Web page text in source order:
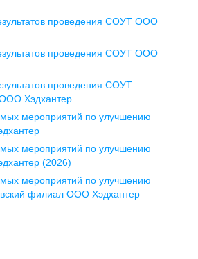
10,
этаж 3,
проведения СОУТ ООО
проведения СОУТ ООО
проведения СОУТ
Хэдхантер
мероприятий по улучшению
мероприятий по улучшению
(2026)
мероприятий по улучшению
филиал ООО Хэдхантер